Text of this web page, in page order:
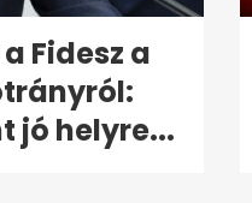
Fidesz a
jó helyre...